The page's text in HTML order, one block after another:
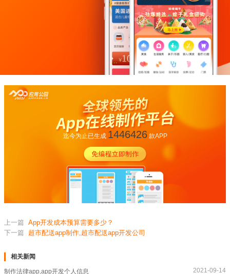
迄今为止已生成 1446426款APP
上一篇 App开发成本预算需要多少？
下一篇
超市配送app制作,超市配送app开发公司
相关新闻
制作法律app,app开发个人信息 2021-09-14